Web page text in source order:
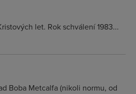
let. Rok schválení 1983...
Boba Metcalfa (nikoli normu, od